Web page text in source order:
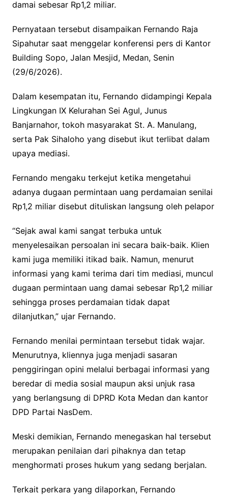
damai sebesar Rp1,2 miliar.
Pernyataan tersebut disampaikan Fernando Raja
Sipahutar saat menggelar konferensi pers di Kantor
Building Sopo, Jalan Mesjid, Medan, Senin
(29/6/2026).
Dalam kesempatan itu, Fernando didampingi Kepala
Lingkungan IX Kelurahan Sei Agul, Junus
Banjarnahor, tokoh masyarakat St. A. Manulang,
serta Pak Sihaloho yang disebut ikut terlibat dalam
upaya mediasi.
Fernando mengaku terkejut ketika mengetahui
adanya dugaan permintaan uang perdamaian senilai
Rp1,2 miliar disebut dituliskan langsung oleh pelapor
“Sejak awal kami sangat terbuka untuk
menyelesaikan persoalan ini secara baik-baik. Klien
kami juga memiliki itikad baik. Namun, menurut
informasi yang kami terima dari tim mediasi, muncul
dugaan permintaan uang damai sebesar Rp1,2 miliar
sehingga proses perdamaian tidak dapat
dilanjutkan,” ujar Fernando.
Fernando menilai permintaan tersebut tidak wajar.
Menurutnya, kliennya juga menjadi sasaran
penggiringan opini melalui berbagai informasi yang
beredar di media sosial maupun aksi unjuk rasa
yang berlangsung di DPRD Kota Medan dan kantor
DPD Partai NasDem.
Meski demikian, Fernando menegaskan hal tersebut
merupakan penilaian dari pihaknya dan tetap
menghormati proses hukum yang sedang berjalan.
Terkait perkara yang dilaporkan, Fernando